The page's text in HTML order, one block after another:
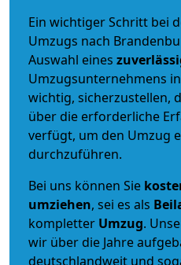
Ein wichtiger Schritt bei
Umzugs nach
Auswahl eines
Umzugsunternehmens
wichtig, sicherzustellen,
über die erforderliche
verfügt, um den Umzug
durchzuführen.
Bei uns können Sie
umziehen, sei es als
kompletter Umzug.
wir über die Jahre
deutschlandweit und